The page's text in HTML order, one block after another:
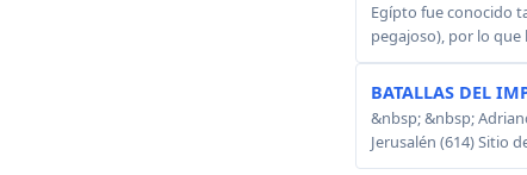
Egípto fue conocido
pegajoso), por lo que
BATALLAS DEL
&nbsp; &nbsp;
Jerusalén (614) Sitio